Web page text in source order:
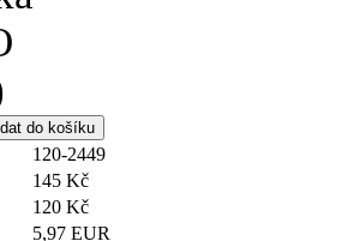
120-2449
145 Kč
120 Kč
5,97 EUR